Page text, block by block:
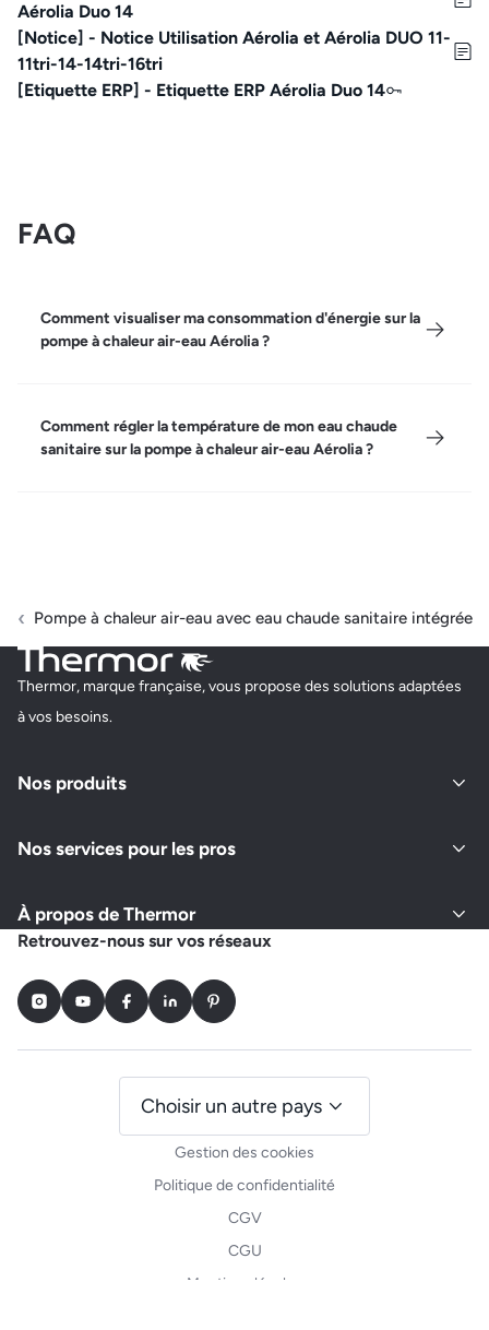
Aérolia Duo 14
[Notice] - Notice Utilisation Aérolia et Aérolia DUO 11-
11tri-14-14tri-16tri
[Etiquette ERP] - Etiquette ERP Aérolia Duo 14
FAQ
Comment visualiser ma consommation d'énergie sur la
pompe à chaleur air-eau Aérolia ?
Comment régler la température de mon eau chaude
sanitaire sur la pompe à chaleur air-eau Aérolia ?
Pompe à chaleur air-eau avec eau chaude sanitaire intégrée
Thermor, marque française, vous propose des solutions adaptées
à vos besoins.
Nos produits
Nos services pour les pros
À propos de Thermor
Retrouvez-nous sur vos réseaux
InstagramYoutubeFacebookLinkedInPinterest
Gestion des cookies
Politique de confidentialité
CGV
CGU
Mentions légales
Choisir un autre pays